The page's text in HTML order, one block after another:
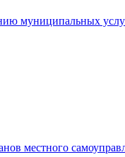
муниципальных
местного